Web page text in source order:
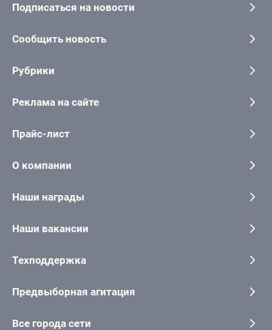
Подписаться на новости
Сообщить новость
Рубрики
Реклама на сайте
Прайс-лист
О компании
Наши награды
Наши вакансии
Техподдержка
Предвыборная агитация
Все города сети